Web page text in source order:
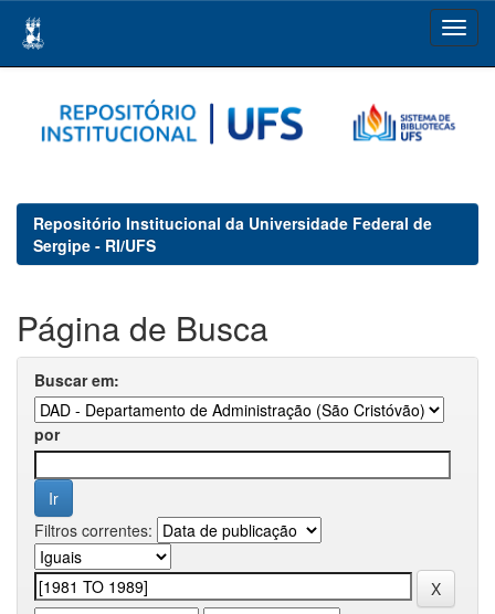
navigation
Repositório Institucional da Universidade Federal de
Sergipe - RI/UFS
Página de Busca
Buscar em:
por
Filtros correntes: